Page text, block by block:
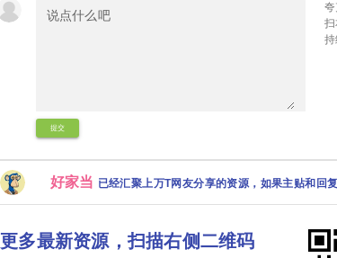
提交
好家当 已经汇聚上万T网友分享的资源，如果主贴和回
更多最新资源，扫描右侧二维码